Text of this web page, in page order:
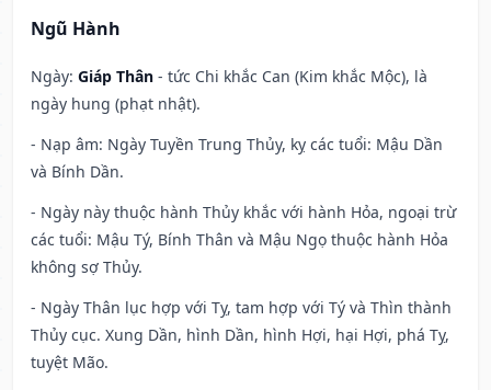
Ngũ Hành
Ngày: Giáp Thân - tức Chi khắc Can (Kim khắc Mộc), là
ngày hung (phạt nhật).
- Nạp âm: Ngày Tuyền Trung Thủy, kỵ các tuổi: Mậu Dần
và Bính Dần.
- Ngày này thuộc hành Thủy khắc với hành Hỏa, ngoại trừ
các tuổi: Mậu Tý, Bính Thân và Mậu Ngọ thuộc hành Hỏa
không sợ Thủy.
- Ngày Thân lục hợp với Tỵ, tam hợp với Tý và Thìn thành
Thủy cục. Xung Dần, hình Dần, hình Hợi, hại Hợi, phá Tỵ,
tuyệt Mão.